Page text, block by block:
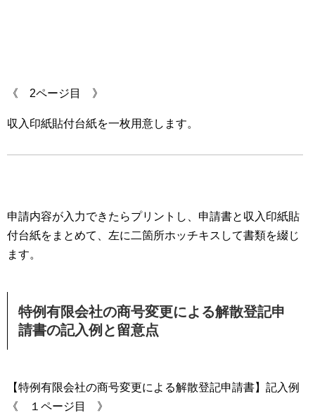
《 2ページ目 》
収入印紙貼付台紙を一枚用意します。
申請内容が入力できたらプリントし、申請書と収入印紙貼
付台紙をまとめて、左に二箇所ホッチキスして書類を綴じ
ます。
特例有限会社の商号変更による解散登記申
請書の記入例と留意点
【特例有限会社の商号変更による解散登記申請書】記入例
《 １ページ目 》